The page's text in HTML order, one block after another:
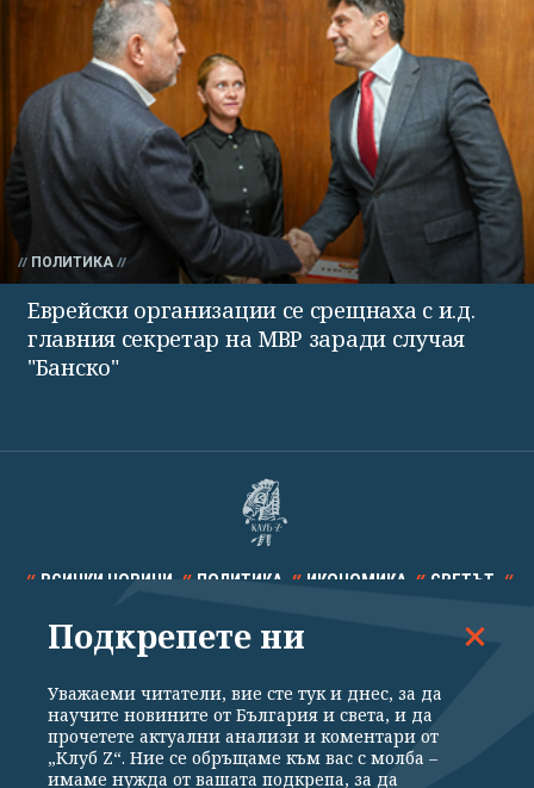
ПОЛИТИКА
Еврейски организации се срещнаха с и.д.
главния секретар на МВР заради случая
"Банско"
ВСИЧКИ НОВИНИ ПОЛИТИКА ИКОНОМИКА СВЕТЪТ
СПОРТ КУЛТУРА ТЕХНОЛОГИИ КАЛЕЙДОСКОП
Подкрепете ни
Уважаеми читатели, вие сте тук и днес, за да
научите новините от България и света, и да
прочетете актуални анализи и коментари от
„Клуб Z“. Ние се обръщаме към вас с молба –
имаме нужда от вашата подкрепа, за да